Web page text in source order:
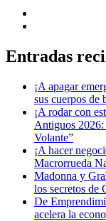
Entradas
¡A apagar
sus cuerpos de
¡A rodar con
Antiguos 2026:
Volante”
¡A hacer
Macrorrueda
Madonna y
los secretos de
De
acelera la